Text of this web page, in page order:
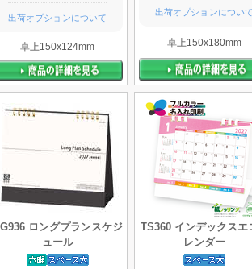
出荷オプションについて
卓上150x124mm
出荷オプションについて
卓上150x180mm
ロングプランスケジ
ュール
TS360 インデックスエ
レンダー